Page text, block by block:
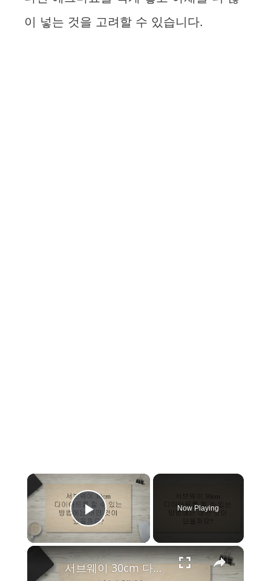
이 넣는 것을 고려할 수 있습니다.
×
Play Video
Now Playing
×
서브웨이 30cm 다이어트 하는 방법이 궁금하세요?